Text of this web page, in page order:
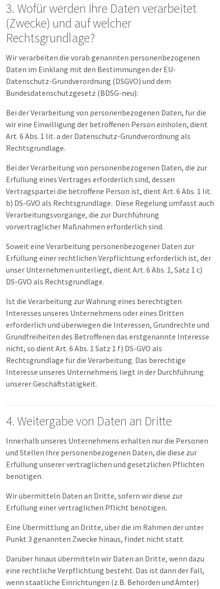
3. Wofür werden Ihre Daten verarbeitet
(Zwecke) und auf welcher
Rechtsgrundlage?
Wir verarbeiten die vorab genannten personenbezogenen
Daten im Einklang mit den Bestimmungen der EU-
Datenschutz-Grundverordnung (DSGVO) und dem
Bundesdatenschutzgesetz (BDSG-neu):
Bei der Verarbeitung von personenbezogenen Daten, für die
wir eine Einwilligung der betroffenen Person einholen, dient
Art. 6 Abs. 1 lit. a der Datenschutz-Grundverordnung als
Rechtsgrundlage.
Bei der Verarbeitung von personenbezogenen Daten, die zur
Erfüllung eines Vertrages erforderlich sind, dessen
Vertragspartei die betroffene Person ist, dient Art. 6 Abs. 1 lit.
b) DS-GVO als Rechtsgrundlage. Diese Regelung umfasst auch
Verarbeitungsvorgänge, die zur Durchführung
vorvertraglicher Maßnahmen erforderlich sind.
Soweit eine Verarbeitung personenbezogener Daten zur
Erfüllung einer rechtlichen Verpflichtung erforderlich ist, der
unser Unternehmen unterliegt, dient Art. 6 Abs. 1, Satz 1 c)
DS-GVO als Rechtsgrundlage.
Ist die Verarbeitung zur Wahrung eines berechtigten
Interesses unseres Unternehmens oder eines Dritten
erforderlich und überwiegen die Interessen, Grundrechte und
Grundfreiheiten des Betroffenen das erstgenannte Interesse
nicht, so dient Art. 6 Abs. 1 Satz 1 f) DS-GVO als
Rechtsgrundlage für die Verarbeitung. Das berechtige
Interesse unseres Unternehmens liegt in der Durchführung
unserer Geschäftstätigkeit.
4. Weitergabe von Daten an Dritte
Innerhalb unseres Unternehmens erhalten nur die Personen
und Stellen Ihre personenbezogenen Daten, die diese zur
Erfüllung unserer vertraglichen und gesetzlichen Pflichten
benötigen.
Wir übermitteln Daten an Dritte, sofern wir diese zur
Erfüllung einer vertraglichen Pflicht benötigen.
Eine Übermittlung an Dritte, über die im Rahmen der unter
Punkt 3 genannten Zwecke hinaus, findet nicht statt.
Darüber hinaus übermitteln wir Daten an Dritte, wenn dazu
eine rechtliche Verpflichtung besteht. Das ist dann der Fall,
wenn staatliche Einrichtungen (z.B. Behörden und Ämter)